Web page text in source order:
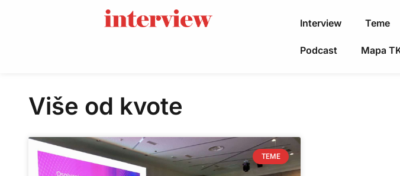
Interview Teme
Podcast Mapa
Više od kvote
TEME